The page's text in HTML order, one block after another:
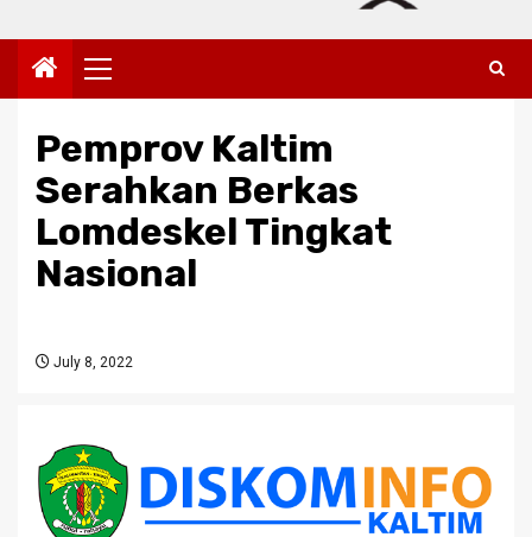
Primary
Menu
Pemprov Kaltim
Serahkan Berkas
Lomdeskel Tingkat
Nasional
July 8, 2022